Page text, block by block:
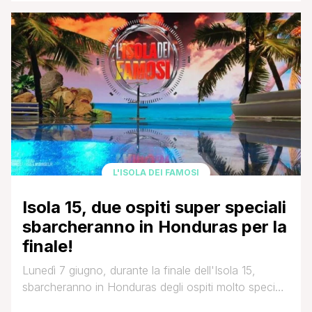
di Andrea Cerioli, oggi finalista de L'Isola dei Famosi.
In quell'occasione al termine del suo percorso il bel
bolognese non scelse ma fu la ragazza [']
L'ISOLA DEI FAMOSI
Isola 15, due ospiti super speciali
sbarcheranno in Honduras per la
finale!
Lunedì 7 giugno, durante la finale dell'Isola 15,
sbarcheranno in Honduras degli ospiti molto speciali.